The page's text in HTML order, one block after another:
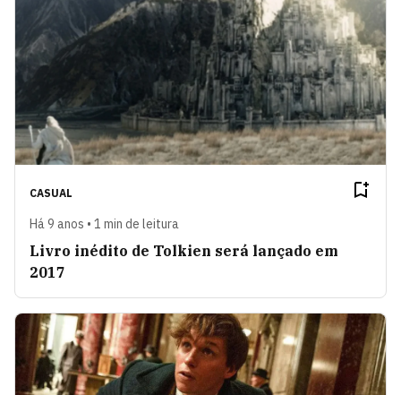
CASUAL
Há 9 anos • 1 min de leitura
Livro inédito de Tolkien será lançado em
2017